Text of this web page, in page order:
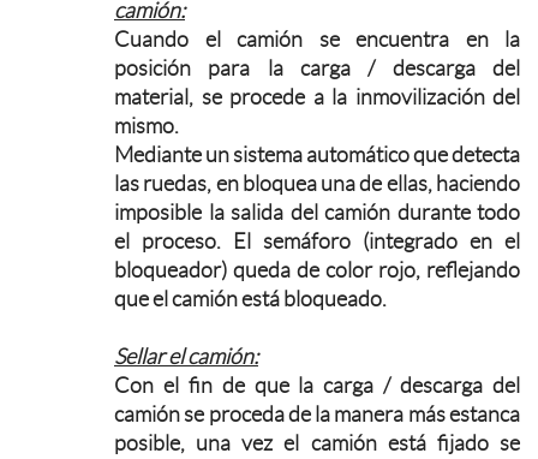
camión:
Cuando el camión se encuentra en la
posición para la carga / descarga del
material, se procede a la inmovilización del
mismo.
Mediante un sistema automático que detecta
las ruedas, en bloquea una de ellas, haciendo
imposible la salida del camión durante todo
el proceso. El semáforo (integrado en el
bloqueador) queda de color rojo, reflejando
que el camión está bloqueado.
Sellar el camión:
Con el fin de que la carga / descarga del
camión se proceda de la manera más estanca
posible, una vez el camión está fijado se